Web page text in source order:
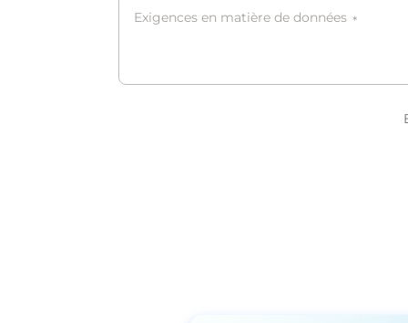
Exigences en matière de données *